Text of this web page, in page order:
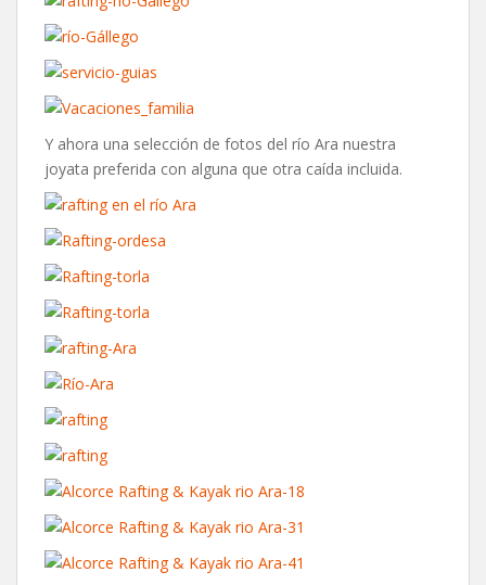
Y ahora una selección de fotos del río Ara nuestra
joyata preferida con alguna que otra caída incluida.